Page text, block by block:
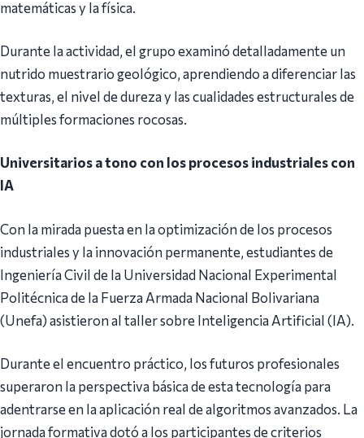
matemáticas y la física.
Durante la actividad, el grupo examinó detalladamente un
nutrido muestrario geológico, aprendiendo a diferenciar las
texturas, el nivel de dureza y las cualidades estructurales de
múltiples formaciones rocosas.
Universitarios a tono con los procesos industriales con
IA
Con la mirada puesta en la optimización de los procesos
industriales y la innovación permanente, estudiantes de
Ingeniería Civil de la Universidad Nacional Experimental
Politécnica de la Fuerza Armada Nacional Bolivariana
(Unefa) asistieron al taller sobre Inteligencia Artificial (IA).
Durante el encuentro práctico, los futuros profesionales
superaron la perspectiva básica de esta tecnología para
adentrarse en la aplicación real de algoritmos avanzados. La
jornada formativa dotó a los participantes de criterios